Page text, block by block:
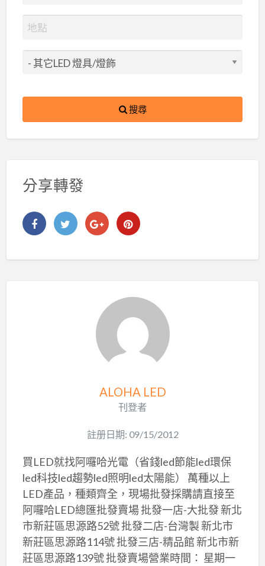
搜尋
分享轉發
ALOHA LED
刊登者
註册日期: 09/15/2012
買LED就找阿囉哈光電（省錢led節能led環保
led科技led趨勢led照明led太陽能） 萬種以上
LED產品，種類齊全，現場批發採購請直接至
阿囉哈LED總匯批發賣場 批發一店-大批發 新北
市新莊區思源路52號 批發二店-台灣製 新北市
新莊區思源路114號 批發三店-精品館 新北市新
莊區思源路139號 批發賣場營業時間： 星期一